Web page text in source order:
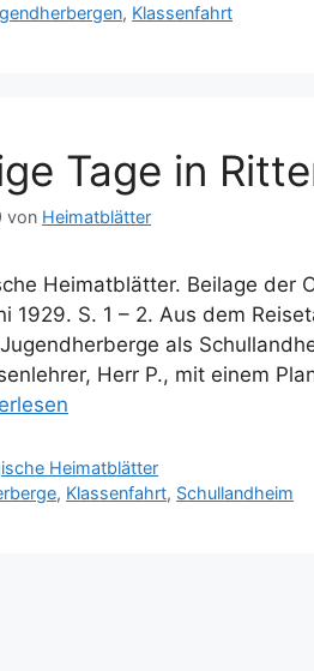
, Klassenfahrt
Tage in
von Heimatblätter
Heimatblätter. Beilage der
1929. S. 1 – 2. Aus dem
als
Herr P., mit einem
Heimatblätter
, Klassenfahrt, Schullandheim